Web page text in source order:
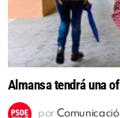
Almansa tendrá una
por